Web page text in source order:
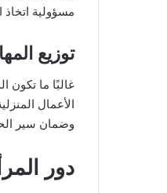
مسؤولية اتخاذ
توزيع
غالبًا ما تكون
الأعمال
وضمان سير
دور